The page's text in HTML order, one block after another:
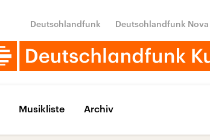
Deutschlandfunk Deutschlandfunk Nova
Musikliste Archiv